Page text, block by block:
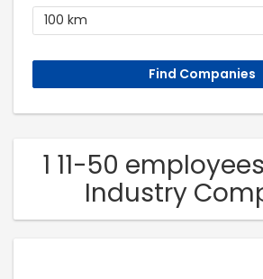
1 11-50
Industry